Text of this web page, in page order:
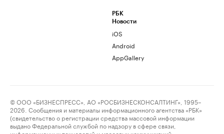
РБК
Новости
iOS
Android
AppGallery
© ООО «БИЗНЕСПРЕСС», АО «РОСБИЗНЕСКОНСАЛТИНГ», 1995–
2026. Сообщения и материалы информационного агентства «РБК»
(свидетельство о регистрации средства массовой информации
выдано Федеральной службой по надзору в сфере связи,